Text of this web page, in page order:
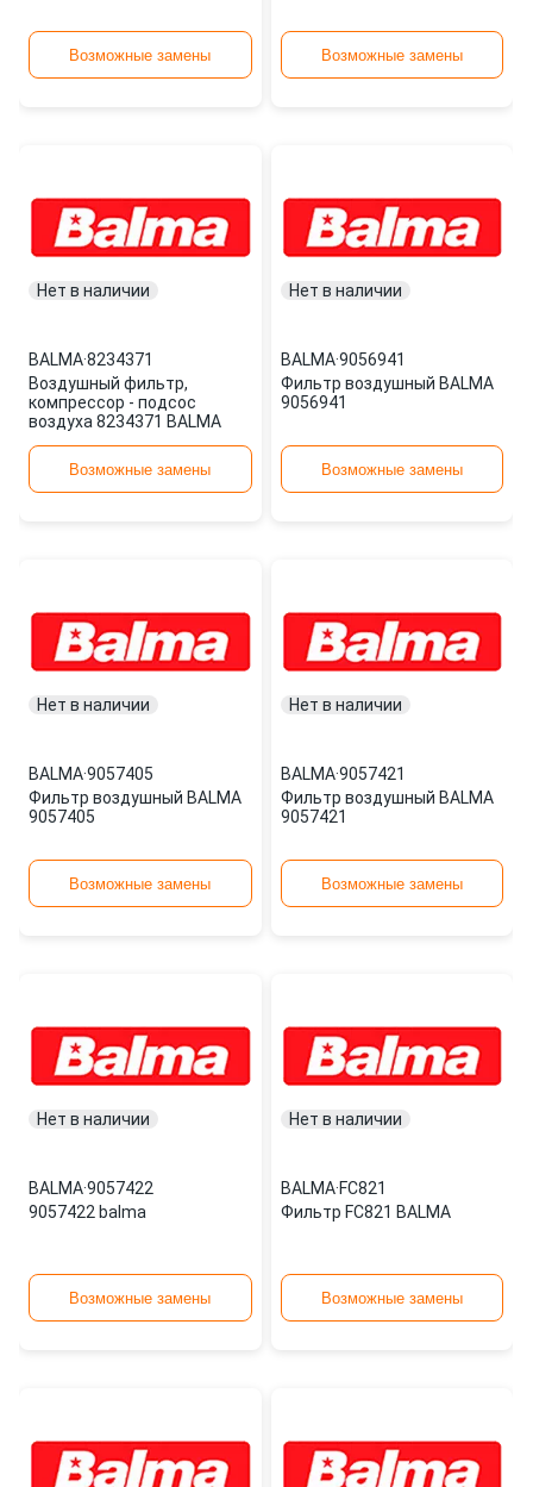
Возможные замены Возможные замены
Нет в наличии
BALMA·8234371
Воздушный фильтр,
компрессор - подсос
воздуха 8234371 BALMA
Возможные замены
Нет в наличии
BALMA·9056941
Фильтр воздушный BALMA
9056941
Возможные замены
Нет в наличии
BALMA·9057405
Фильтр воздушный BALMA
9057405
Возможные замены
Нет в наличии
BALMA·9057421
Фильтр воздушный BALMA
9057421
Возможные замены
Нет в наличии
BALMA·9057422
9057422 balma
Возможные замены
Нет в наличии
BALMA·FC821
Фильтр FC821 BALMA
Возможные замены